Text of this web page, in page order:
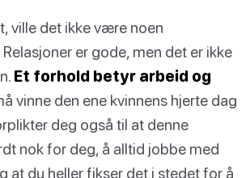
ville det ikke være noen
er gode, men det er ikke
Et forhold betyr arbeid og
vinne den ene kvinnens hjerte dag
deg også til at denne
nok for deg, å alltid jobbe med
at du heller fikser det i stedet for å